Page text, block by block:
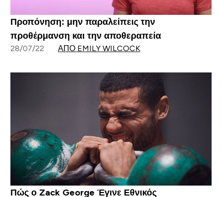
Προπόνηση: μην παραλείπεις την
προθέρμανση και την αποθεραπεία
28/07/22 ΑΠΌ EMILY WILCOCK
Πώς ο Zack George Έγινε Εθνικός